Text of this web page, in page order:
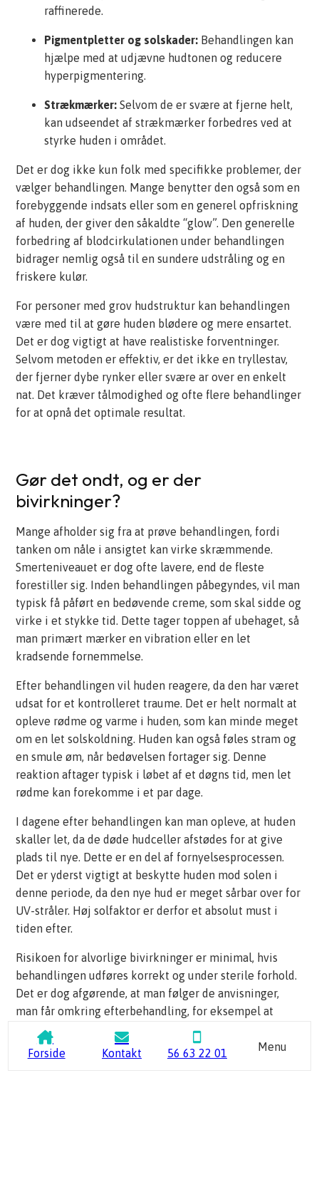
Forside Kontakt 56 63 22 01 Menu
raffinerede.
Pigmentpletter og solskader: Behandlingen kan
hjælpe med at udjævne hudtonen og reducere
hyperpigmentering.
Strækmærker: Selvom de er svære at fjerne helt,
kan udseendet af strækmærker forbedres ved at
styrke huden i området.
Det er dog ikke kun folk med specifikke problemer, der
vælger behandlingen. Mange benytter den også som en
forebyggende indsats eller som en generel opfriskning
af huden, der giver den såkaldte “glow”. Den generelle
forbedring af blodcirkulationen under behandlingen
bidrager nemlig også til en sundere udstråling og en
friskere kulør.
For personer med grov hudstruktur kan behandlingen
være med til at gøre huden blødere og mere ensartet.
Det er dog vigtigt at have realistiske forventninger.
Selvom metoden er effektiv, er det ikke en tryllestav,
der fjerner dybe rynker eller svære ar over en enkelt
nat. Det kræver tålmodighed og ofte flere behandlinger
for at opnå det optimale resultat.
Gør det ondt, og er der
bivirkninger?
Mange afholder sig fra at prøve behandlingen, fordi
tanken om nåle i ansigtet kan virke skræmmende.
Smerteniveauet er dog ofte lavere, end de fleste
forestiller sig. Inden behandlingen påbegyndes, vil man
typisk få påført en bedøvende creme, som skal sidde og
virke i et stykke tid. Dette tager toppen af ubehaget, så
man primært mærker en vibration eller en let
kradsende fornemmelse.
Efter behandlingen vil huden reagere, da den har været
udsat for et kontrolleret traume. Det er helt normalt at
opleve rødme og varme i huden, som kan minde meget
om en let solskoldning. Huden kan også føles stram og
en smule øm, når bedøvelsen fortager sig. Denne
reaktion aftager typisk i løbet af et døgns tid, men let
rødme kan forekomme i et par dage.
I dagene efter behandlingen kan man opleve, at huden
skaller let, da de døde hudceller afstødes for at give
plads til nye. Dette er en del af fornyelsesprocessen.
Det er yderst vigtigt at beskytte huden mod solen i
denne periode, da den nye hud er meget sårbar over for
UV-stråler. Høj solfaktor er derfor et absolut must i
tiden efter.
Risikoen for alvorlige bivirkninger er minimal, hvis
behandlingen udføres korrekt og under sterile forhold.
Det er dog afgørende, at man følger de anvisninger,
man får omkring efterbehandling, for eksempel at
undgå makeup de første 24 timer og ikke pille ved
huden. Hygiejne er nøgleordet for at undgå infektioner